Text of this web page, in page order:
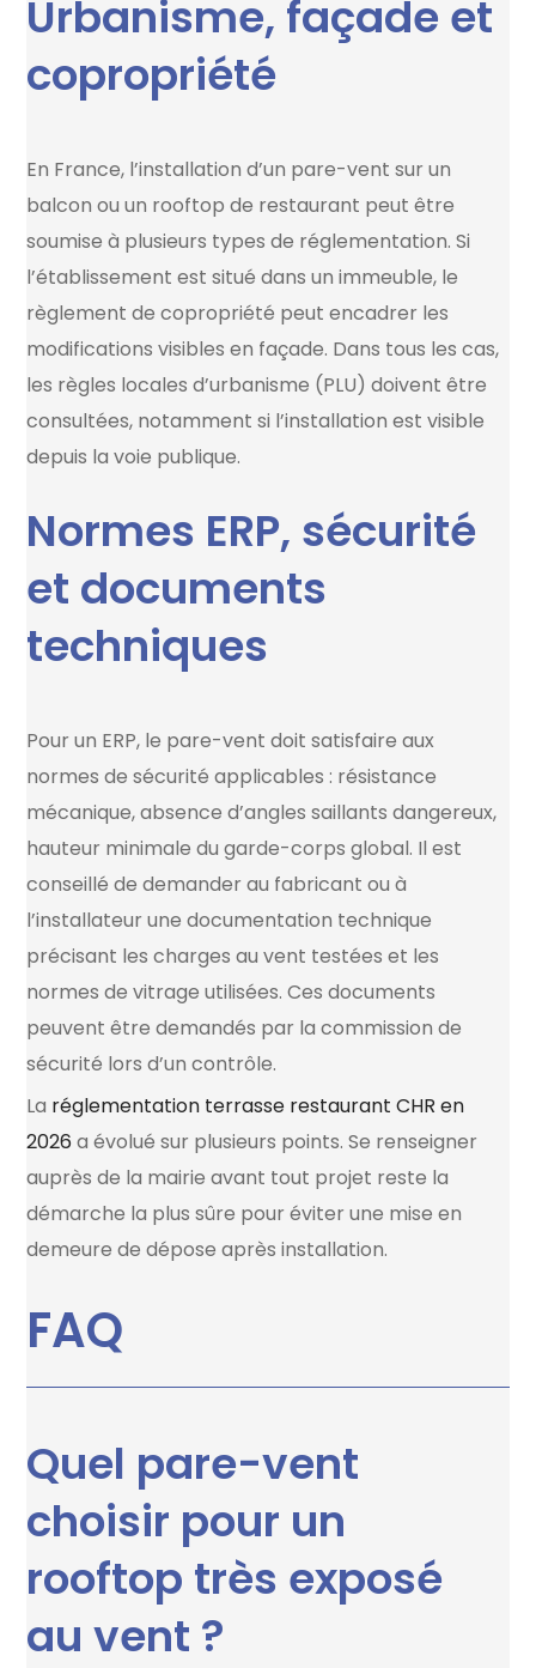
Urbanisme, façade et
copropriété
En France, l’installation d’un pare-vent sur un
balcon ou un rooftop de restaurant peut être
soumise à plusieurs types de réglementation. Si
l’établissement est situé dans un immeuble, le
règlement de copropriété peut encadrer les
modifications visibles en façade. Dans tous les cas,
les règles locales d’urbanisme (PLU) doivent être
consultées, notamment si l’installation est visible
depuis la voie publique.
Normes ERP, sécurité
et documents
techniques
Pour un ERP, le pare-vent doit satisfaire aux
normes de sécurité applicables : résistance
mécanique, absence d’angles saillants dangereux,
hauteur minimale du garde-corps global. Il est
conseillé de demander au fabricant ou à
l’installateur une documentation technique
précisant les charges au vent testées et les
normes de vitrage utilisées. Ces documents
peuvent être demandés par la commission de
sécurité lors d’un contrôle.
La réglementation terrasse restaurant CHR en
2026 a évolué sur plusieurs points. Se renseigner
auprès de la mairie avant tout projet reste la
démarche la plus sûre pour éviter une mise en
demeure de dépose après installation.
FAQ
Quel pare-vent
choisir pour un
rooftop très exposé
au vent ?